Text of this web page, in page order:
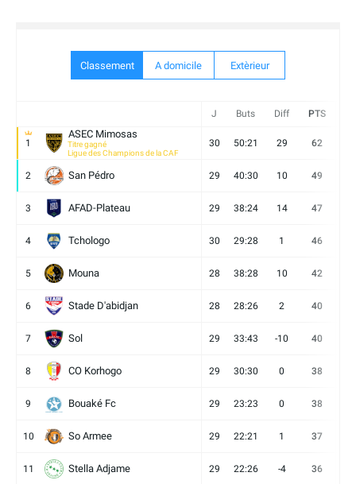
Classement A domicile Extèrieur
J Buts Diff PTS
1
ASEC Mimosas
Titre gagné
Ligue des Champions de la CAF
30 50:21 29 62
2 San Pédro 29 40:30 10 49
3 AFAD-Plateau 29 38:24 14 47
4 Tchologo 30 29:28 1 46
5 Mouna 28 38:28 10 42
6 Stade D'abidjan 28 28:26 2 40
7 Sol 29 33:43 -10 40
8 CO Korhogo 29 30:30 0 38
9 Bouaké Fc 29 23:23 0 38
10 So Armee 29 22:21 1 37
11 Stella Adjame 29 22:26 -4 36